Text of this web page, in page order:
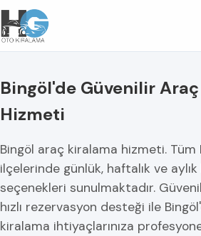
Bingöl'de Güvenilir
Hizmeti
Bingöl araç kiralama hizmeti. Tüm
ilçelerinde günlük, haftalık ve
seçenekleri sunulmaktadır.
hızlı rezervasyon desteği ile
kiralama ihtiyaçlarınıza